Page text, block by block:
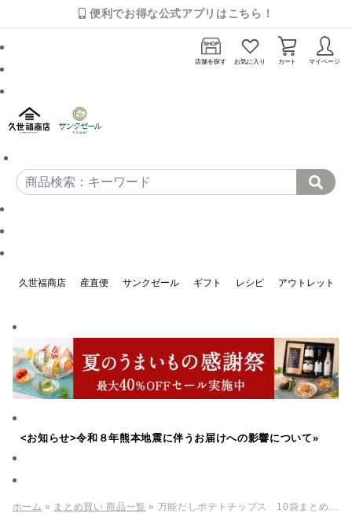
便利でお得な公式アプリはこちら！
店舗を探す お気に入り カート マイページ
久世福商店 産直便 サンクゼール ギフト レシピ アウトレット
<お知らせ>令和８年熊本地震に伴うお届けへの影響について»
ホーム » まとめ買い 商品一覧 » 万能だしポテトチップス 10袋まとめ買い（60g×10袋）